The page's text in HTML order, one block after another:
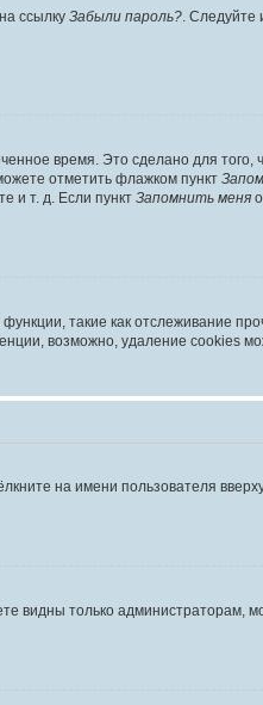
ссылку Забыли пароль? . Следуйте
время. Это сделано для того,
отметить флажком пункт
и т. д. Если пункт Запомнить меня
такие как отслеживание
возможно, удаление cookies
на имени пользователя
видны только администраторам,